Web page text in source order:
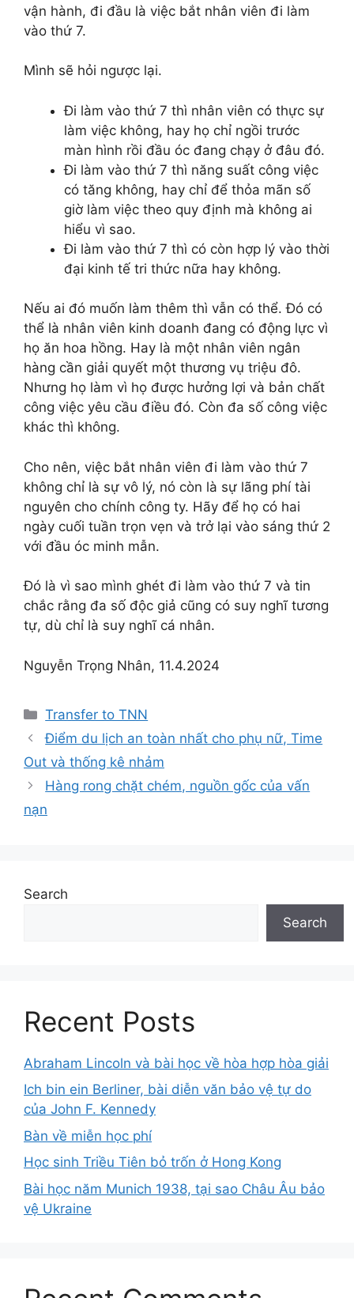
vận hành, đi đầu là việc bắt nhân viên đi làm
vào thứ 7.
Mình sẽ hỏi ngược lại.
Đi làm vào thứ 7 thì nhân viên có thực sự
làm việc không, hay họ chỉ ngồi trước
màn hình rồi đầu óc đang chạy ở đâu đó.
Đi làm vào thứ 7 thì năng suất công việc
có tăng không, hay chỉ để thỏa mãn số
giờ làm việc theo quy định mà không ai
hiểu vì sao.
Đi làm vào thứ 7 thì có còn hợp lý vào thời
đại kinh tế tri thức nữa hay không.
Nếu ai đó muốn làm thêm thì vẫn có thể. Đó có
thể là nhân viên kinh doanh đang có động lực vì
họ ăn hoa hồng. Hay là một nhân viên ngân
hàng cần giải quyết một thương vụ triệu đô.
Nhưng họ làm vì họ được hưởng lợi và bản chất
công việc yêu cầu điều đó. Còn đa số công việc
khác thì không.
Cho nên, việc bắt nhân viên đi làm vào thứ 7
không chỉ là sự vô lý, nó còn là sự lãng phí tài
nguyên cho chính công ty. Hãy để họ có hai
ngày cuối tuần trọn vẹn và trở lại vào sáng thứ 2
với đầu óc minh mẫn.
Đó là vì sao mình ghét đi làm vào thứ 7 và tin
chắc rằng đa số độc giả cũng có suy nghĩ tương
tự, dù chỉ là suy nghĩ cá nhân.
Nguyễn Trọng Nhân, 11.4.2024
Categories
Transfer to TNN
Điểm du lịch an toàn nhất cho phụ nữ, Time
Out và thống kê nhảm
Hàng rong chặt chém, nguồn gốc của vấn
nạn
Search
Search
Recent Posts
Abraham Lincoln và bài học về hòa hợp hòa giải
Ich bin ein Berliner, bài diễn văn bảo vệ tự do
của John F. Kennedy
Bàn về miễn học phí
Học sinh Triều Tiên bỏ trốn ở Hong Kong
Bài học năm Munich 1938, tại sao Châu Âu bảo
vệ Ukraine